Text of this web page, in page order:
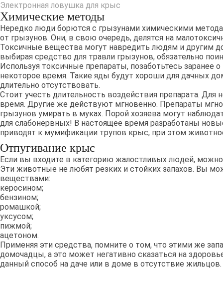
Электронная ловушка для крыс
Химические методы
Нередко люди борются с грызунами химическими
от грызунов. Они, в свою очередь, делятся на
Токсичные вещества могут навредить людям и другим
выбирая средство для травли грызунов, обязательно
Используя токсичные препараты, позаботьтесь заранее
некоторое время. Такие яды будут хороши для дачных
длительно отсутствовать.
Стоит учесть длительность воздействия препарата. Для
время. Другие же действуют мгновенно. Препараты
грызунов умирать в муках. Порой хозяева могут
для слабонервных! В настоящее время разработаны
приводят к мумификации трупов крыс, при этом
Отпугивание крыс
Если вы входите в категорию жалостливых людей,
Эти животные не любят резких и стойких запахов. Вы
веществами:
керосином;
бензином;
ромашкой;
уксусом;
пижмой;
ацетоном.
Применяя эти средства, помните о том, что этими же
домочадцы, а это может негативно сказаться на
данный способ на даче или в доме в отсутствие жильцов.